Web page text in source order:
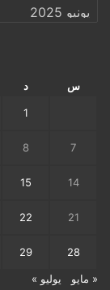
س د
1
7
8
14
15
21
22
28
29
« مايو يوليو »